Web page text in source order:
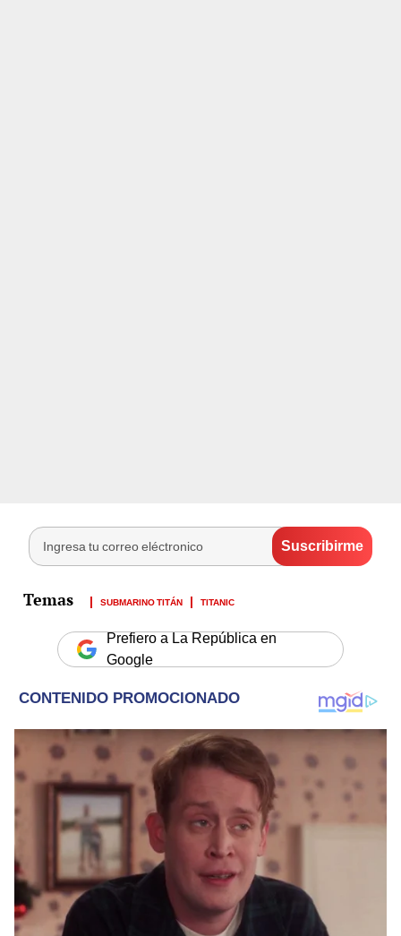
SUBMARINO TITÁN TITANIC
Prefiero a La República en
Google